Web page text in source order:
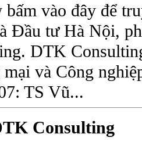
bấm vào đây để
Đầu tư Hà Nội,
DTK
và Công
TS Vũ...
Consulting